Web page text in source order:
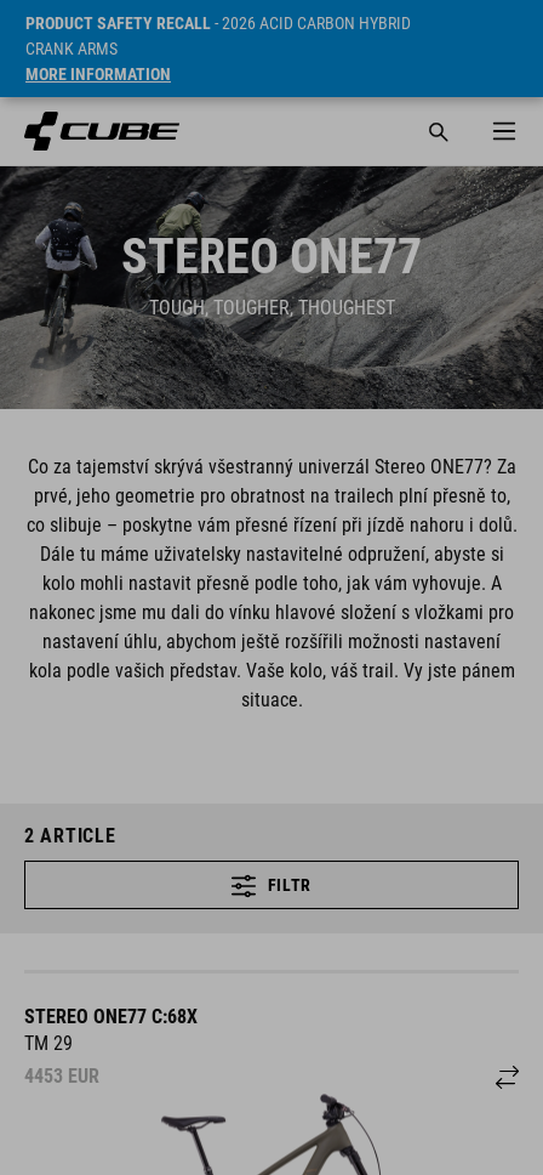
PRODUCT SAFETY RECALL- 2026 ACID CARBON HYBRID
CRANK ARMS
MORE INFORMATION
STEREO ONE77
TOUGH, TOUGHER, THOUGHEST
Co za tajemství skrývá všestranný univerzál Stereo ONE77? Za
prvé, jeho geometrie pro obratnost na trailech plní přesně to,
co slibuje – poskytne vám přesné řízení při jízdě nahoru i dolů.
Dále tu máme uživatelsky nastavitelné odpružení, abyste si
kolo mohli nastavit přesně podle toho, jak vám vyhovuje. A
nakonec jsme mu dali do vínku hlavové složení s vložkami pro
nastavení úhlu, abychom ještě rozšířili možnosti nastavení
kola podle vašich představ. Vaše kolo, váš trail. Vy jste pánem
situace.
2 ARTICLE
FILTR
STEREO ONE77 C:68X
TM 29
4453 EUR